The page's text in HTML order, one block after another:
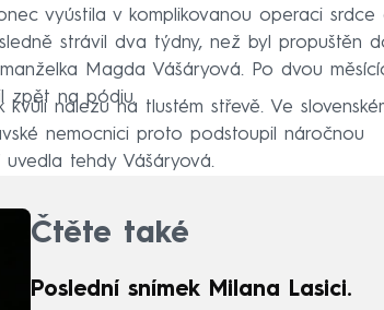
vyústila v komplikovanou operaci srdce
strávil dva týdny, než byl propuštěn
Magda Vášáryová. Po dvou
zpět na pódiu.
nálezu na tlustém střevě. Ve
nemocnici proto podstoupil náročnou
tehdy Vášáryová.
Čtěte také
Poslední snímek Milana Lasici.